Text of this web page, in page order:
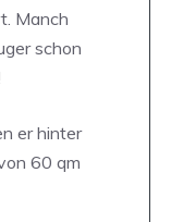
Manch
schon
er hinter
60 qm